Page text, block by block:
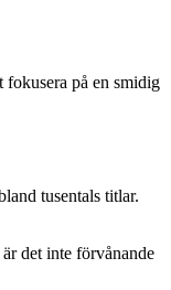
på en smidig
tusentals titlar.
det inte förvånande